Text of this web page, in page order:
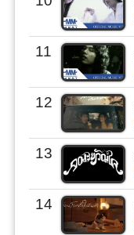
11
12
13
14